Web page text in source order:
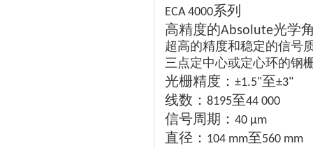
ECA 4000系列
高精度的Absolute光学
超高的精度和稳定的信号
三点定中心或定心环的钢
光栅精度： ±1.5"至±3"
线数： 8195至44 000
信号周期： 40 µm
直径： 104 mm至560 mm